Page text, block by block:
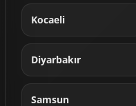
Kocaeli
Diyarbakır
Samsun